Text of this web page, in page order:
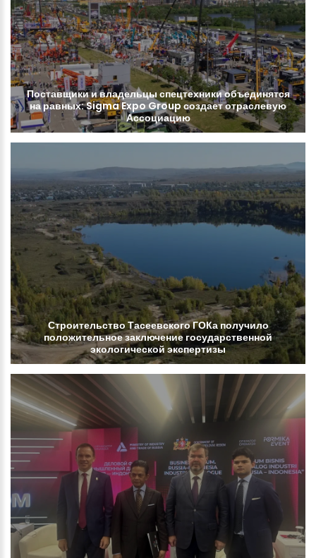
Поставщикиивладельцыспецтехникиобъединятся
наравных:SigmaExpoGroup создаетотраслевую
Ассоциацию
СтроительствоТасеевскогоГОКаполучило
положительноезаключениегосударственной
экологической экспертизы